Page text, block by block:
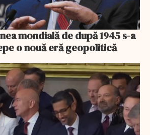
mondială de după 1945 s-a
o nouă eră geopolitică